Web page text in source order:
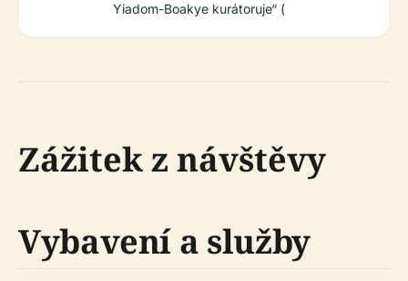
Yiadom-Boakye kurátoruje“ (
Zážitek z návštěvy
Vybavení a služby